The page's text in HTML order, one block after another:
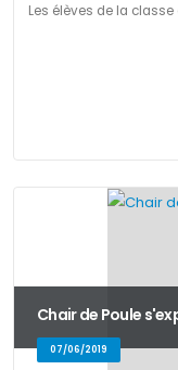
Les élèves de la
Chair de Poule
07/06/2019